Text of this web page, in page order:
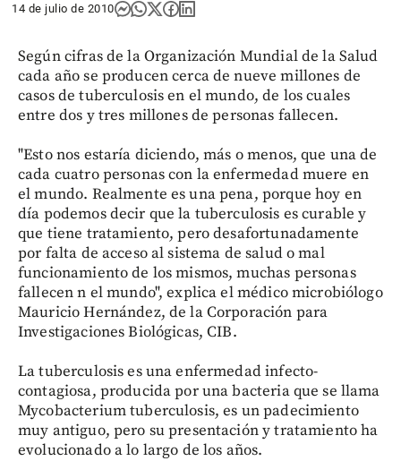
14 de julio de 2010
Según cifras de la Organización Mundial de la Salud
cada año se producen cerca de nueve millones de
casos de tuberculosis en el mundo, de los cuales
entre dos y tres millones de personas fallecen.
"Esto nos estaría diciendo, más o menos, que una de
cada cuatro personas con la enfermedad muere en
el mundo. Realmente es una pena, porque hoy en
día podemos decir que la tuberculosis es curable y
que tiene tratamiento, pero desafortunadamente
por falta de acceso al sistema de salud o mal
funcionamiento de los mismos, muchas personas
fallecen n el mundo", explica el médico microbiólogo
Mauricio Hernández, de la Corporación para
Investigaciones Biológicas, CIB.
La tuberculosis es una enfermedad infecto-
contagiosa, producida por una bacteria que se llama
Mycobacterium tuberculosis, es un padecimiento
muy antiguo, pero su presentación y tratamiento ha
evolucionado a lo largo de los años.